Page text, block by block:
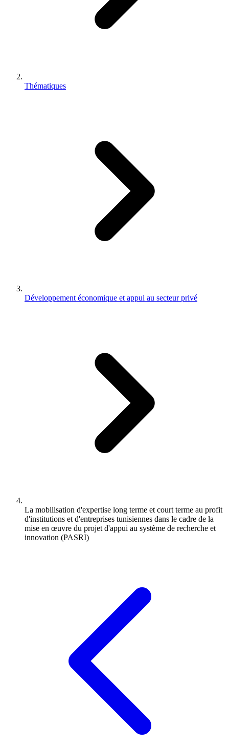
Thématiques
Développement économique et appui au secteur privé
La mobilisation d'expertise long terme et court terme au profit
d'institutions et d'entreprises tunisiennes dans le cadre de la
mise en œuvre du projet d'appui au système de recherche et
innovation (PASRI)